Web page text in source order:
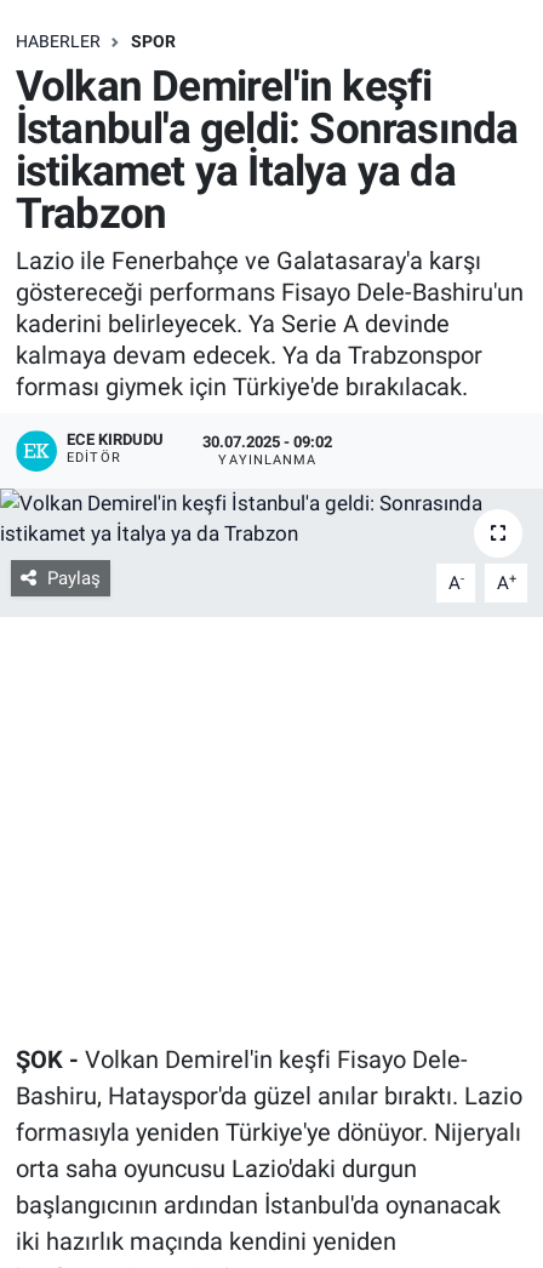
HABERLER SPOR
Volkan Demirel'in keşfi
İstanbul'a geldi: Sonrasında
istikamet ya İtalya ya da
Trabzon
Lazio ile Fenerbahçe ve Galatasaray'a karşı
göstereceği performans Fisayo Dele-Bashiru'un
kaderini belirleyecek. Ya Serie A devinde
kalmaya devam edecek. Ya da Trabzonspor
forması giymek için Türkiye'de bırakılacak.
ECE KIRDUDU
EDITÖR
30.07.2025 - 09:02
YAYINLANMA
Paylaş A- A+
ŞOK - Volkan Demirel'in keşfi Fisayo Dele-
Bashiru, Hatayspor'da güzel anılar bıraktı. Lazio
formasıyla yeniden Türkiye'ye dönüyor. Nijeryalı
orta saha oyuncusu Lazio'daki durgun
başlangıcının ardından İstanbul'da oynanacak
iki hazırlık maçında kendini yeniden
SAĞLIK
EKONOMİ
EĞİTİM
ÖZEL HABER
Keşfet
ASTROLOJİ
İLAN
Bize ulaşın